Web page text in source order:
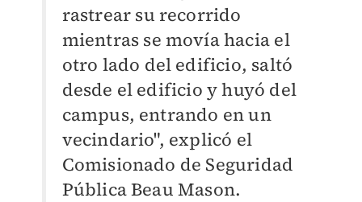
rastrear su recorrido
mientras se movía hacia el
otro lado del edificio, saltó
desde el edificio y huyó del
campus, entrando en un
vecindario", explicó el
Comisionado de Seguridad
Pública Beau Mason.